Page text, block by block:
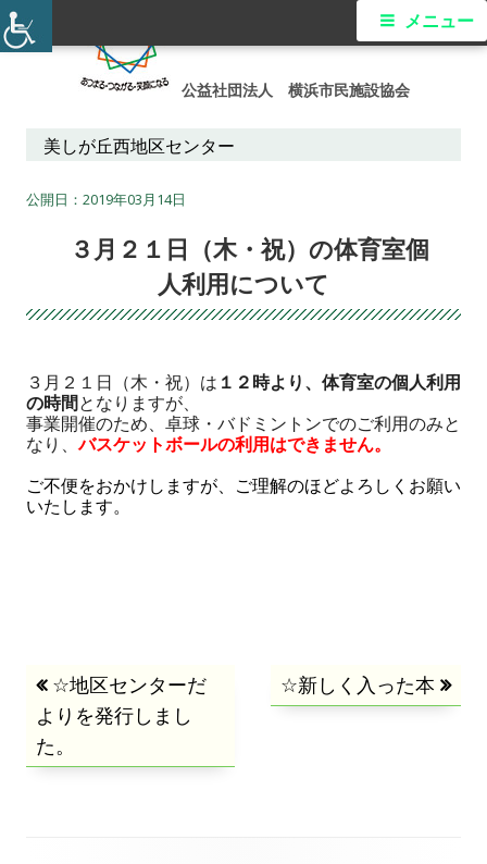
コ
ン
公益社団法人 横浜市民施設協会
メ
ニ
メニュー
美しが丘西地区センター
2019年03月14日
３月２１日（木・祝）の体育室個
人利用について
３月２１日（木・祝）は １２時より、体育室の個人利用
の時間 となりますが、
事業開催のため、卓球・バドミントンでのご利用のみと
なり、バスケットボールの利用はできません。
ご不便をおかけしますが、ご理解のほどよろしくお願い
いたします。
投
稿
前
の
記
事:
☆地区センターだ
よりを発行しまし
た。
次
の
☆新しく入った本